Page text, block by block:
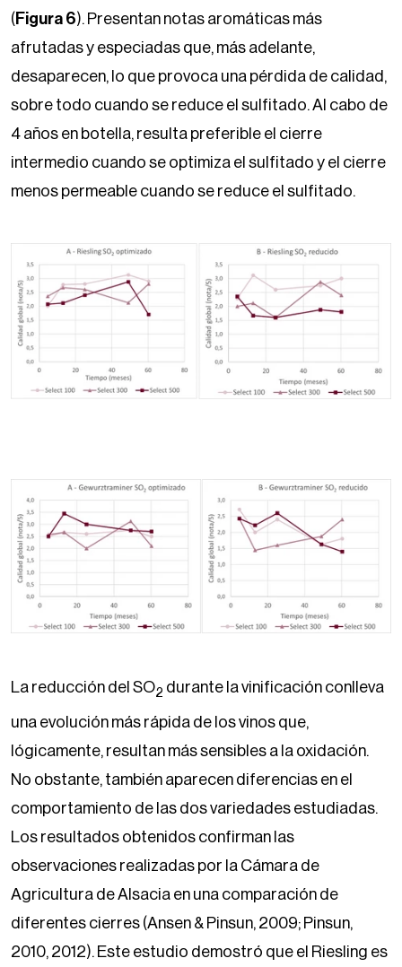
( Figura 6). Presentan notas aromáticas más
afrutadas y especiadas que, más adelante,
desaparecen, lo que provoca una pérdida de calidad,
sobre todo cuando se reduce el sulfitado. Al cabo de
4 años en botella, resulta preferible el cierre
intermedio cuando se optimiza el sulfitado y el cierre
menos permeable cuando se reduce el sulfitado.
La reducción del SO2 durante la vinificación conlleva
una evolución más rápida de los vinos que,
lógicamente, resultan más sensibles a la oxidación.
No obstante, también aparecen diferencias en el
comportamiento de las dos variedades estudiadas.
Los resultados obtenidos confirman las
observaciones realizadas por la Cámara de
Agricultura de Alsacia en una comparación de
diferentes cierres (Ansen & Pinsun, 2009; Pinsun,
2010, 2012). Este estudio demostró que el Riesling es